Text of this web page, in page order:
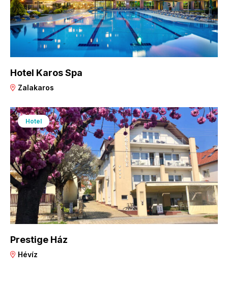
Hotel Karos Spa
Zalakaros
Hotel
Prestige Ház
Hévíz